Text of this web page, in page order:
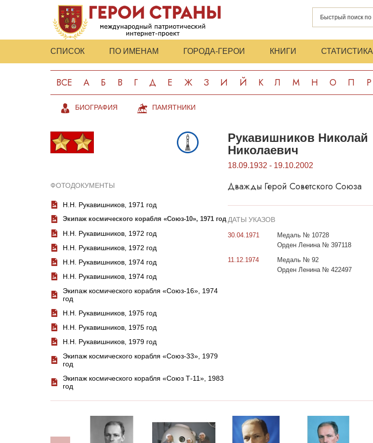
СПИСОК ПО ИМЕНАМ ГОРОДА-ГЕРОИ КНИГИ СТАТИСТИКА
ВСЕ А Б В Г Д Е Ж З И Й К Л М Н О П Р
БИОГРАФИЯ ПАМЯТНИКИ
ФОТОДОКУМЕНТЫ
Н.Н. Рукавишников, 1971 год
Экипаж космического корабля «Союз-10», 1971 год
Н.Н. Рукавишников, 1972 год
Н.Н. Рукавишников, 1972 год
Н.Н. Рукавишников, 1974 год
Н.Н. Рукавишников, 1974 год
Экипаж космического корабля «Союз-16», 1974
год
Н.Н. Рукавишников, 1975 год
Н.Н. Рукавишников, 1975 год
Н.Н. Рукавишников, 1979 год
Экипаж космического корабля «Союз-33», 1979
год
Экипаж космического корабля «Союз Т-11», 1983
год
Рукавишников Николай
Николаевич
18.09.1932 - 19.10.2002
Дважды Герой Советского Союза
ДАТЫ УКАЗОВ
30.04.1971
Медаль № 10728
Орден Ленина № 397118
11.12.1974
Медаль № 92
Орден Ленина № 422497